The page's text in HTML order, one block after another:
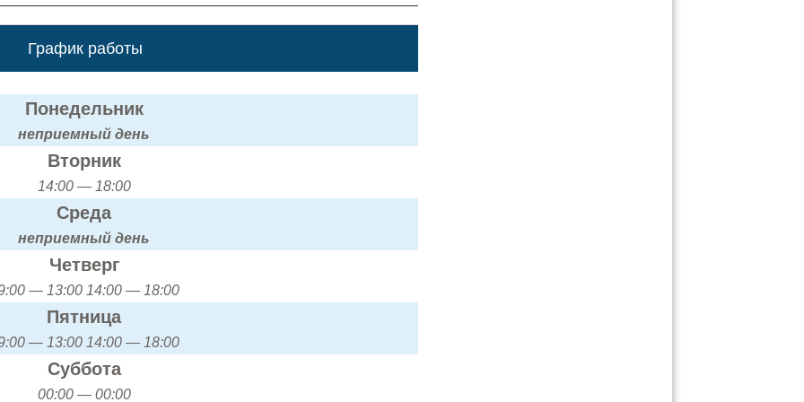
График работы
Понедельник
неприемный день
Вторник
14:00 — 18:00
Среда
неприемный день
Четверг
— 13:00 14:00 — 18:00
Пятница
— 13:00 14:00 — 18:00
Суббота
00:00 — 00:00